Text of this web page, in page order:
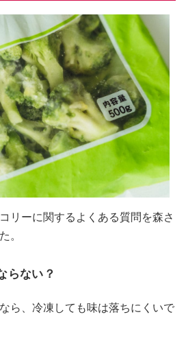
リーに関するよくある質問を森さ
。
らない？
ら、冷凍しても味は落ちにくいで